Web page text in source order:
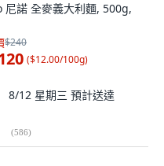
諾 全麥義大利麵, 500g,
$240
($12.00/100g)
8/12 星期三 預計送達
(586)